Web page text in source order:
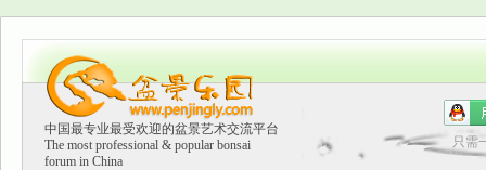
中国最专业最受欢迎的盆景艺术交流平台
The most professional & popular bonsai
forum in China
只需